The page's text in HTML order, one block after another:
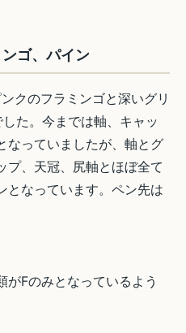
ゴ、パイン
クのフラミンゴと深いグリ
た。今までは軸、キャッ
なっていましたが、軸とグ
プ、天冠、尻軸とほぼ全て
となっています。ペン先は
がFのみとなっているよう